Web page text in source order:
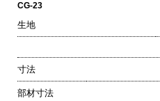
CG-23
生地
寸法
部材寸法